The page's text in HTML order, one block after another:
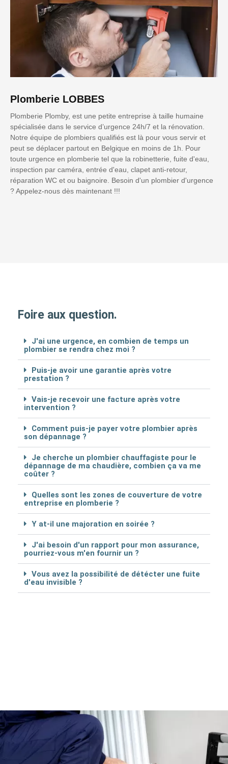
Plomberie LOBBES
Plomberie Plomby, est une petite entreprise à taille humaine
spécialisée dans le service d’urgence 24h/7 et la rénovation.
Notre équipe de plombiers qualifiés est là pour vous servir et
peut se déplacer partout en Belgique en moins de 1h. Pour
toute urgence en plomberie tel que la robinetterie, fuite d'eau,
inspection par caméra, entrée d'eau, clapet anti-retour,
réparation WC et ou baignoire. Besoin d'un plombier d'urgence
? Appelez-nous dès maintenant !!!
Foire aux question.
J'ai une urgence, en combien de temps un
plombier se rendra chez moi ?
Puis-je avoir une garantie après votre
prestation ?
Vais-je recevoir une facture après votre
intervention ?
Comment puis-je payer votre plombier après
son dépannage ?
Je cherche un plombier chauffagiste pour le
dépannage de ma chaudière, combien ça va me
coûter ?
Quelles sont les zones de couverture de votre
entreprise en plomberie ?
Y at-il une majoration en soirée ?
J'ai besoin d'un rapport pour mon assurance,
pourriez-vous m'en fournir un ?
Vous avez la possibilité de détécter une fuite
d'eau invisible ?